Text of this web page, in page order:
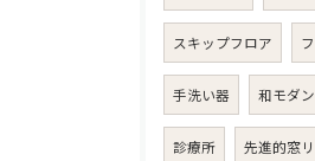
スキップフロア
手洗い器 和モダン
診療所 先進的窓